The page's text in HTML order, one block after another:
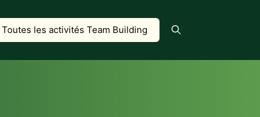
Toutes les activités Team Building